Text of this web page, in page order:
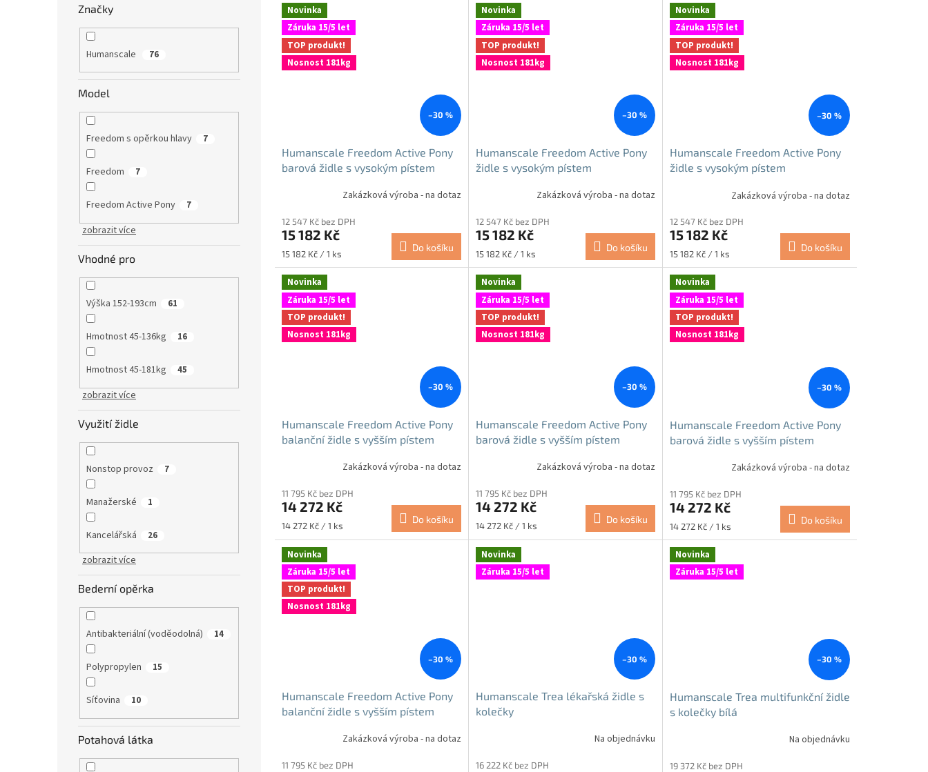
Značky
Humanscale 76
Model
Freedom s opěrkou hlavy 7
Freedom 7
Freedom Active Pony 7
zobrazit více
Vhodné pro
Výška 152-193cm 61
Hmotnost 45-136kg 16
Hmotnost 45-181kg 45
zobrazit více
Využití židle
Nonstop provoz 7
Manažerské 1
Kancelářská 26
zobrazit více
Bederní opěrka
Antibakteriální (voděodolná) 14
Polypropylen 15
Síťovina 10
Potahová látka
Novinka
Záruka 15/5 let
TOP produkt!
Nosnost 181kg
–30 %
Humanscale Freedom Active Pony
barová židle s vysokým pístem
Zakázková výroba - na dotaz
12 547 Kč bez DPH
15 182 Kč
Měrná
cena:
15 182 Kč / 1 ks
Do košíku
Novinka
Záruka 15/5 let
TOP produkt!
Nosnost 181kg
–30 %
Humanscale Freedom Active Pony
židle s vysokým pístem
Zakázková výroba - na dotaz
12 547 Kč bez DPH
15 182 Kč
Měrná
cena:
15 182 Kč / 1 ks
Do košíku
Novinka
Záruka 15/5 let
TOP produkt!
Nosnost 181kg
–30 %
Humanscale Freedom Active Pony
židle s vysokým pístem
Zakázková výroba - na dotaz
12 547 Kč bez DPH
15 182 Kč
Měrná
cena:
15 182 Kč / 1 ks
Do košíku
Novinka
Záruka 15/5 let
TOP produkt!
Nosnost 181kg
–30 %
Humanscale Freedom Active Pony
balanční židle s vyšším pístem
Zakázková výroba - na dotaz
11 795 Kč bez DPH
14 272 Kč
Měrná
14 272 Kč / 1 ks
Do košíku
Novinka
Záruka 15/5 let
TOP produkt!
Nosnost 181kg
–30 %
Humanscale Freedom Active Pony
barová židle s vyšším pístem
Zakázková výroba - na dotaz
11 795 Kč bez DPH
14 272 Kč
Měrná
14 272 Kč / 1 ks
Do košíku
Novinka
Záruka 15/5 let
TOP produkt!
Nosnost 181kg
–30 %
Humanscale Freedom Active Pony
barová židle s vyšším pístem
Zakázková výroba - na dotaz
11 795 Kč bez DPH
14 272 Kč
Měrná
cena:
14 272 Kč / 1 ks
Do košíku
Novinka
Záruka 15/5 let
TOP produkt!
Nosnost 181kg
–30 %
Humanscale Freedom Active Pony
balanční židle s vyšším pístem
Zakázková výroba - na dotaz
11 795 Kč bez DPH
Novinka
Záruka 15/5 let
–30 %
Humanscale Trea lékařská židle s
kolečky
Na objednávku
16 222 Kč bez DPH
Novinka
Záruka 15/5 let
–30 %
Humanscale Trea multifunkční židle
s kolečky bílá
Na objednávku
19 372 Kč bez DPH